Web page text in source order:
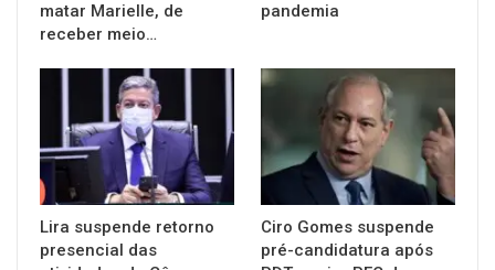
matar Marielle, de
receber meio…
pandemia
Lira suspende retorno
presencial das
Ciro Gomes suspende
pré-candidatura após